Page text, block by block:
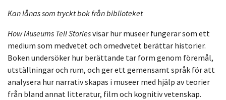
Kan lånas som tryckt bok från biblioteket
How Museums Tell Storiesvisar hur museer fungerar som ett
medium som medvetet och omedvetet berättar historier.
Boken undersöker hur berättande tar form genom föremål,
utställningar och rum, och ger ett gemensamt språk för att
analysera hur narrativ skapas i museer med hjälp av teorier
från bland annat litteratur, film och kognitiv vetenskap.